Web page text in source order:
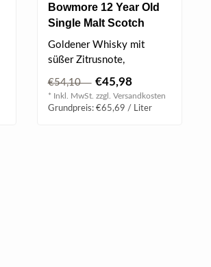
Bowmore 12 Year Old
Single Malt Scotch
Whisky 0.7 l 40% vol
Goldener Whisky mit
süßer Zitrusnote,
typisch weichem..
€54,10 €45,98
* Inkl. MwSt. zzgl. Versandkosten
Grundpreis: €65,69 / Liter